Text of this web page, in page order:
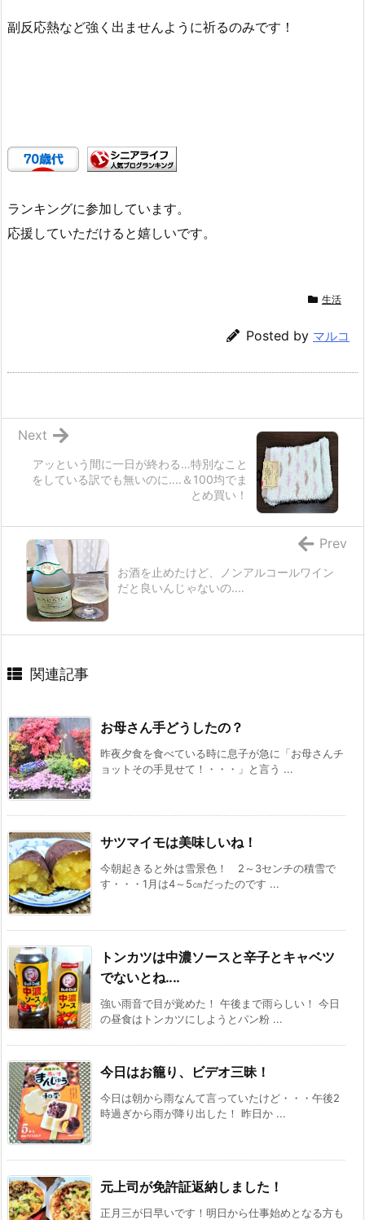
副反応熱など強く出ませんように祈るのみです！
ランキングに参加しています。
応援していただけると嬉しいです。
生活
Posted by マルコ
アッという間に一日が終わる…特別なこと
をしている訳でも無いのに‥‥＆100均でま
とめ買い！
Next
お酒を止めたけど、ノンアルコールワイン
だと良いんじゃないの‥‥
Prev
関連記事
お母さん手どうしたの？
昨夜夕食を食べている時に息子が急に「お母さんチ
ョットその手見せて！・・・」と言う ...
サツマイモは美味しいね！
今朝起きると外は雪景色！ 2～3センチの積雪で
す・・・1月は4～5㎝だったのです ...
トンカツは中濃ソースと辛子とキャベツ
でないとね‥‥
強い雨音で目が覚めた！ 午後まで雨らしい！ 今日
の昼食はトンカツにしようとパン粉 ...
今日はお籠り、ビデオ三昧！
今日は朝から雨なんて言っていたけど・・・午後2
時過ぎから雨が降り出した！ 昨日か ...
元上司が免許証返納しました！
正月三が日早いです！明日から仕事始めとなる方も